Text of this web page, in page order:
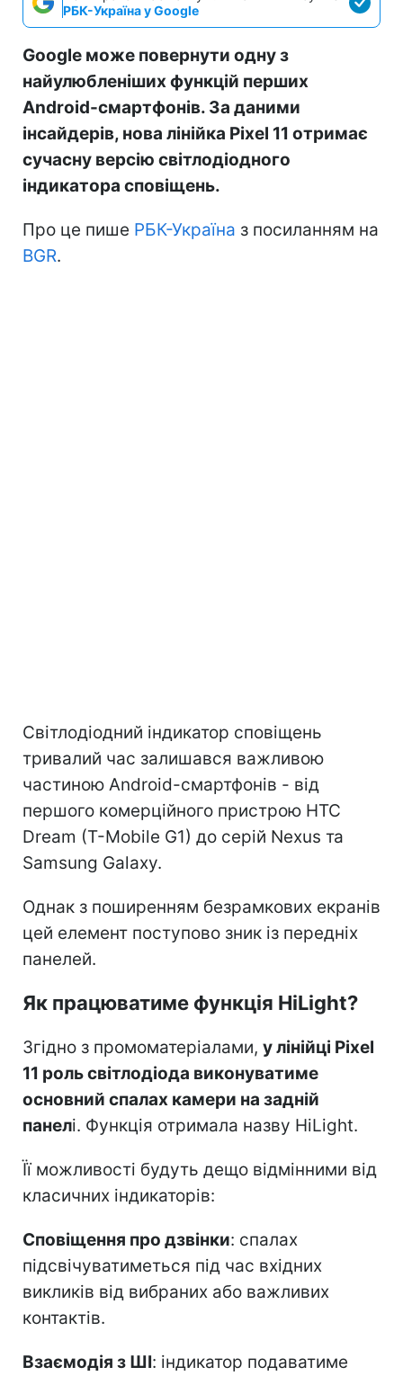
РБК-Україна у Google
Google може повернути одну з
найулюбленіших функцій перших
Android-смартфонів. За даними
інсайдерів, нова лінійка Pixel 11 отримає
сучасну версію світлодіодного
індикатора сповіщень.
Про це пише РБК-Україна з посиланням на
BGR.
Світлодіодний індикатор сповіщень
тривалий час залишався важливою
частиною Android-смартфонів - від
першого комерційного пристрою HTC
Dream (T-Mobile G1) до серій Nexus та
Samsung Galaxy.
Однак з поширенням безрамкових екранів
цей елемент поступово зник із передніх
панелей.
Як працюватиме функція HiLight?
Згідно з промоматеріалами, у лінійці Pixel
11 роль світлодіода виконуватиме
основний спалах камери на задній
панелі. Функція отримала назву HiLight.
Її можливості будуть дещо відмінними від
класичних індикаторів:
Сповіщення про дзвінки: спалах
підсвічуватиметься під час вхідних
викликів від вибраних або важливих
контактів.
Взаємодія з ШІ: індикатор подаватиме